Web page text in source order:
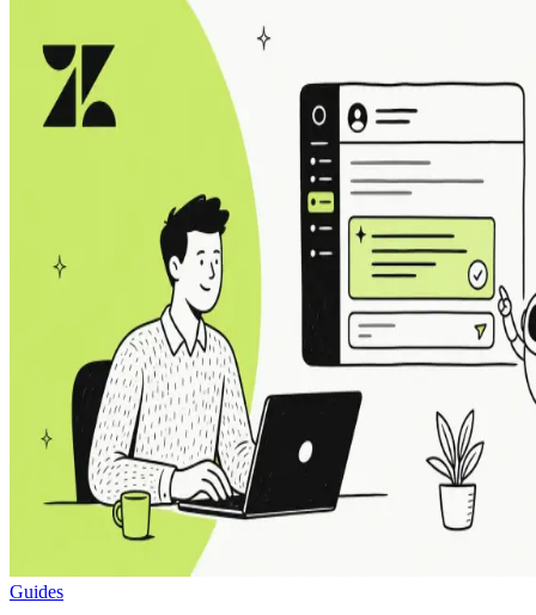
Guides